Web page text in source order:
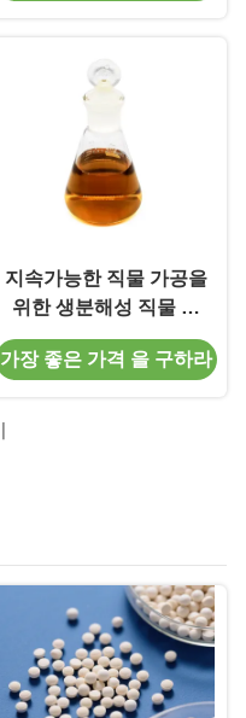
지속가능한 직물 가공을
위한 생분해성 직물 효
소
가장 좋은 가격 을 구하라